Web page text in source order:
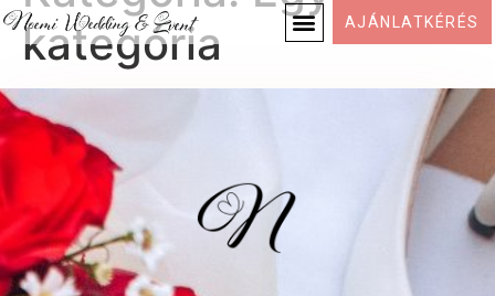
AJÁNLATKÉRÉS
kategória